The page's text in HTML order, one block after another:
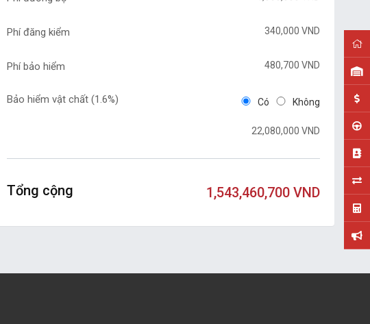
Phí đăng kiểm 340,000 VND
Phí bảo hiểm 480,700 VND
Bảo hiểm vật chất (1.6%) Có Không
22,080,000 VND
Tổng cộng 1,543,460,700 VND